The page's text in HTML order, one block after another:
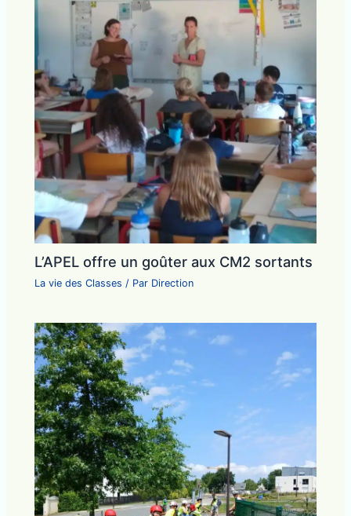
L’APEL offre un goûter aux CM2 sortants
La vie des Classes / Par Direction